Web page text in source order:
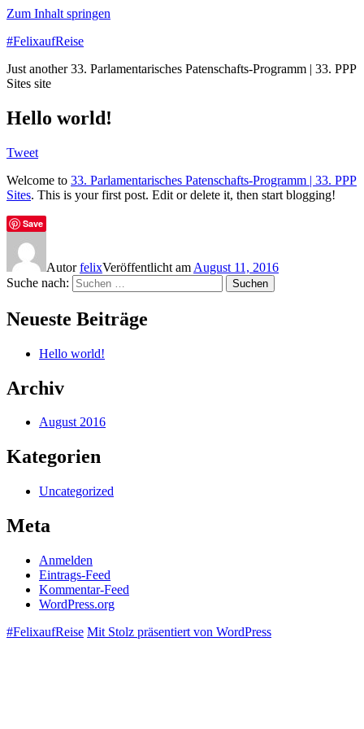
Zum Inhalt springen
#FelixaufReise
Just another 33. Parlamentarisches Patenschafts-Programm | 33. PPP
Sites site
Hello world!
Tweet
Welcome to 33. Parlamentarisches Patenschafts-Programm | 33. PPP
Sites. This is your first post. Edit or delete it, then start blogging!
Save
AutorfelixVeröffentlicht am August 11, 2016
Suche nach:
Suchen
Neueste Beiträge
Hello world!
Archiv
August 2016
Kategorien
Uncategorized
Meta
Anmelden
Eintrags-Feed
Kommentar-Feed
WordPress.org
#FelixaufReise Mit Stolz präsentiert von WordPress